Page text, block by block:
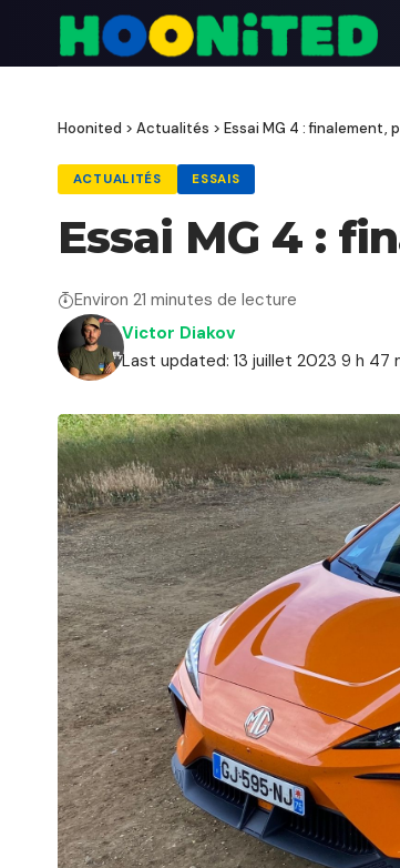
Hoonited > Actualités > Essai MG 4 : finalement,
ACTUALITÉS ESSAIS
Essai MG 4 :
Last updated: 13 juillet 2023 9 h 47
Victor Diakov
Environ 21 minutes de lecture